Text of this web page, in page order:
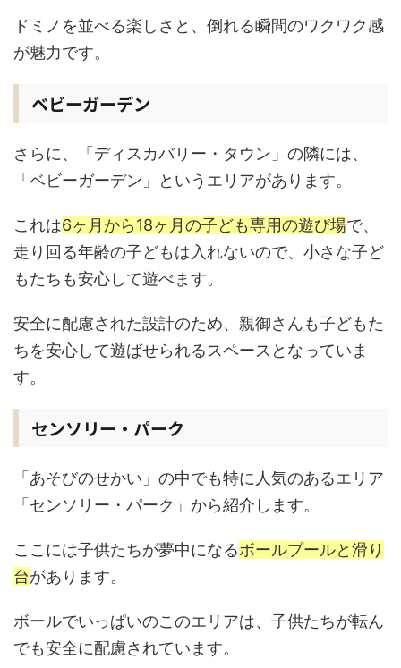
ドミノを並べる楽しさと、倒れる瞬間のワクワク感
が魅力です。
ベビーガーデン
さらに、「ディスカバリー・タウン」の隣には、
「ベビーガーデン」というエリアがあります。
これは6ヶ月から18ヶ月の子ども専用の遊び場で、
走り回る年齢の子どもは入れないので、小さな子ど
もたちも安心して遊べます。
安全に配慮された設計のため、親御さんも子どもた
ちを安心して遊ばせられるスペースとなっていま
す。
センソリー・パーク
「あそびのせかい」の中でも特に人気のあるエリア
「センソリー・パーク」から紹介します。
ここには子供たちが夢中になるボールプールと滑り
台があります。
ボールでいっぱいのこのエリアは、子供たちが転ん
でも安全に配慮されています。